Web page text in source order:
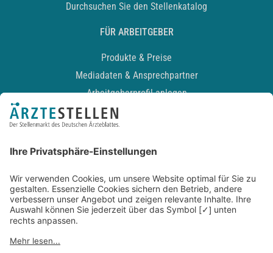
Durchsuchen Sie den Stellenkatalog
FÜR ARBEITGEBER
Produkte & Preise
Mediadaten & Ansprechpartner
Arbeitgeberprofil anlegen
Recruiting-Podcast
Kontakt
Datenschutz
Newsletter